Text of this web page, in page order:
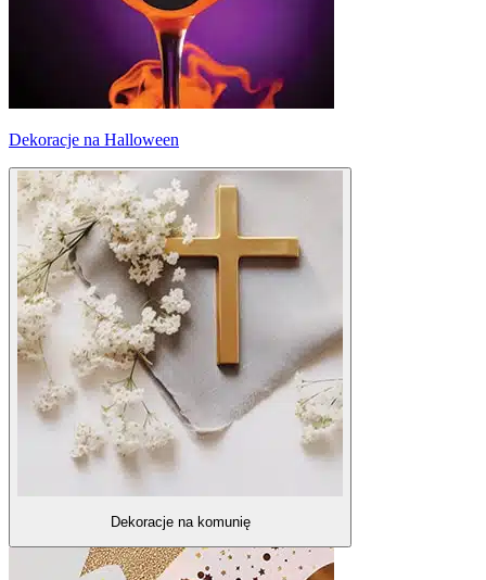
Dekoracje na Halloween
Dekoracje na komunię